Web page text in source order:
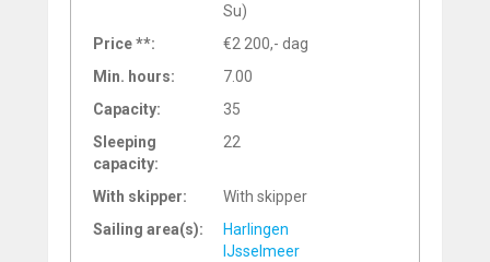
Su)
Price **:
€2 200,- dag
Min. hours:
7.00
Capacity:
35
Sleeping
capacity:
22
With skipper:
With skipper
Sailing area(s):
Harlingen
IJsselmeer